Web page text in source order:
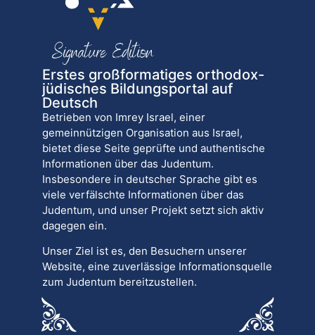
Erstes großformatiges orthodox-
jüdisches Bildungsportal auf
Deutsch
Betrieben von Imrey Israel, einer
gemeinnützigen Organisation aus Israel,
bietet diese Seite geprüfte und authentische
Informationen über das Judentum.
Insbesondere in deutscher Sprache gibt es
viele verfälschte Informationen über das
Judentum, und unser Projekt setzt sich aktiv
dagegen ein.
Unser Ziel ist es, den Besuchern unserer
Website, eine zuverlässige Informationsquelle
zum Judentum bereitzustellen.